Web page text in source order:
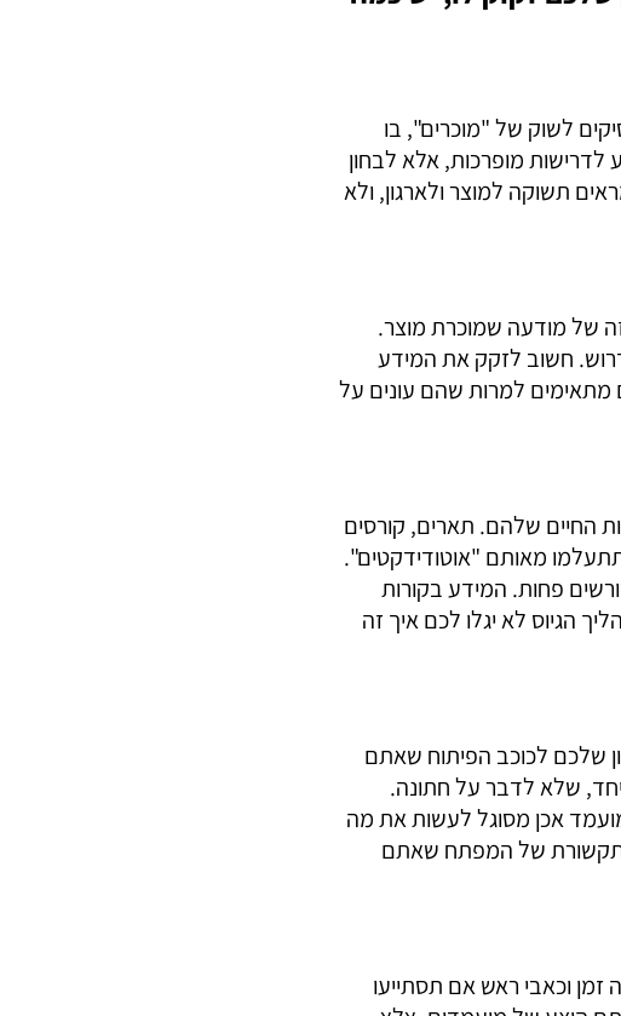
לשוק של "מוכרים", בו
לדרישות מופרכות, אלא לבחון
תשוקה למוצר ולארגון, ולא
של מודעה שמוכרת מוצר.
חשוב לזקק את המידע
מתאימים למרות שהם עונים על
החיים שלהם. תארים, קורסים
מאותם "אוטודידקטים".
פחות. המידע בקורות
הגיוס לא יגלו לכם איך זה
שלכם לכוכב הפיתוח שאתם
יחד, שלא לדבר על חתונה.
אכן מסוגל לעשות את מה
והתקשורת של המפתח שאתם
זמן וכאבי ראש אם תסתייעו